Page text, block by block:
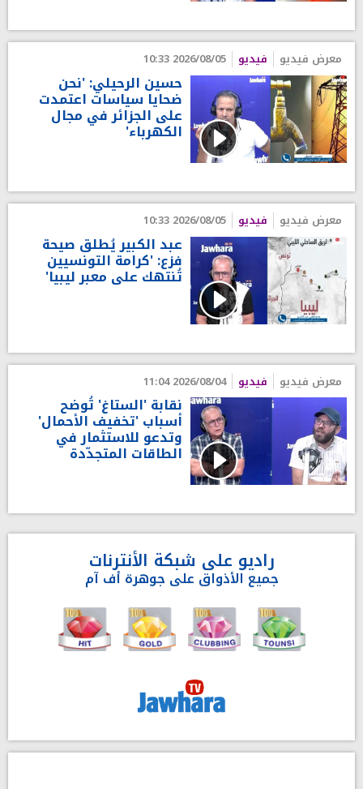
معرض فيديو فيديو 2026/08/05 10:33
حسين الرحيلي: 'نحن
ضحايا سياسات اعتمدت
على الجزائر في مجال
الكهرباء'
معرض فيديو فيديو 2026/08/05 10:33
عبد الكبير يُطلق صيحة
فزع: 'كرامة التونسيين
تُنتهك على معبر ليبيا'
معرض فيديو فيديو 2026/08/04 11:04
نقابة 'الستاغ' تُوضح
أسباب 'تخفيف الأحمال'
وتدعو للاستثمار في
الطاقات المتجدّدة
راديو على شبكة الأنترنات
جميع الأذواق على جوهرة أف آم